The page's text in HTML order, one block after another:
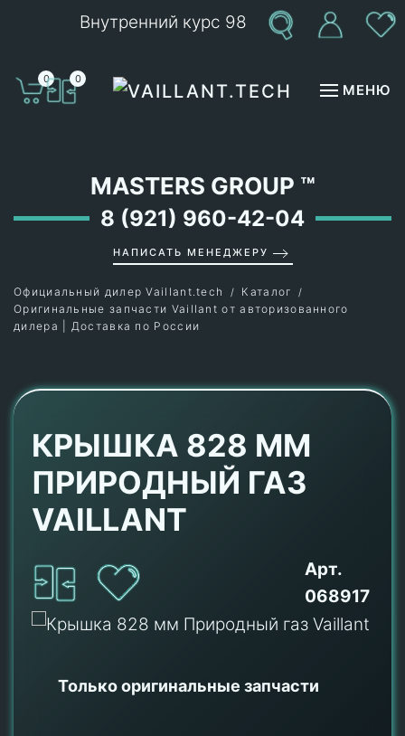
Внутренний курс 98
0 0
МЕНЮ
MASTERS GROUP ™
8 (921) 960-42-04
НАПИСАТЬ МЕНЕДЖЕРУ
Официальный дилер Vaillant.tech
Каталог
Оригинальные запчасти Vaillant от авторизованного
дилера | Доставка по России
КРЫШКА 828 ММ
ПРИРОДНЫЙ ГАЗ
VAILLANT
Арт.
068917
Только оригинальные запчасти